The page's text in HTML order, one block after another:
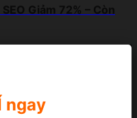
Giảm 72% – Còn
ngay